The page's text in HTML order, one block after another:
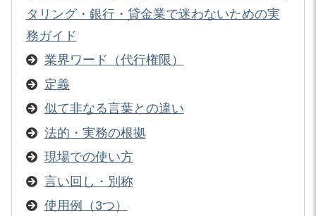
タリング・銀行・貸金業で迷わないための実
務ガイド
業界ワード（代行権限）
定義
似て非なる言葉との違い
法的・実務の根拠
現場での使い方
言い回し・別称
使用例（3つ）